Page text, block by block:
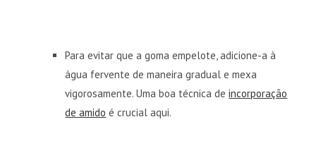
Para evitar que a goma empelote, adicione-a à
água fervente de maneira gradual e mexa
vigorosamente. Uma boa técnica deincorporação
de amido é crucial aqui.